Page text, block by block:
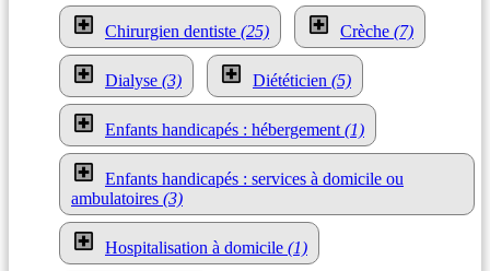
Chirurgien dentiste (25) Crèche (7)
Dialyse (3) Diététicien (5)
Enfants handicapés : hébergement(1)
Enfants handicapés : services à domicile ou
ambulatoires (3)
Hospitalisation à domicile (1)